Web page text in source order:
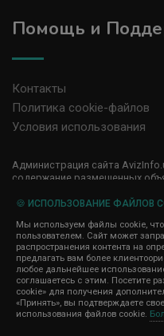
Помощь и
Контакты
Политика cookie-файлов
Условия использования
Администрация сайта
содержание размещенных
передаем и не продаем
правила
AvizInfo.uz. На некоторых
реклама Google Adsense
подробней о правилах
🍪 ИСПОЛЬЗОВАНИЕ ФАЙЛОВ
Мы используем файлы cookie,
пользователем. Сайт может
распространения контента на
предлагать вам более
любое дальнейшее
соглашаетесь с этим. Посетите
cookie» для получения
«Принять», вы подтверждаете
использования файлов cookie.